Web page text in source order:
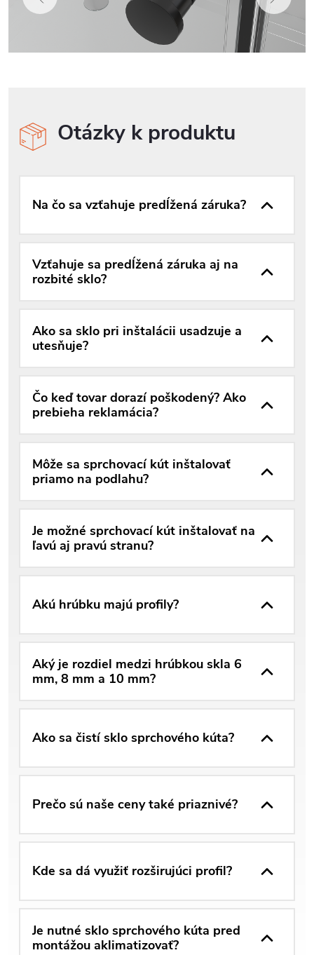
Otázky k produktu
Na čo sa vzťahuje predĺžená záruka?
Vzťahuje sa predĺžená záruka aj na
rozbité sklo?
Ako sa sklo pri inštalácii usadzuje a
utesňuje?
Čo keď tovar dorazí poškodený? Ako
prebieha reklamácia?
Môže sa sprchovací kút inštalovať
priamo na podlahu?
Je možné sprchovací kút inštalovať na
ľavú aj pravú stranu?
Akú hrúbku majú profily?
Aký je rozdiel medzi hrúbkou skla 6
mm, 8 mm a 10 mm?
Ako sa čistí sklo sprchového kúta?
Prečo sú naše ceny také priaznivé?
Kde sa dá využiť rozširujúci profil?
Je nutné sklo sprchového kúta pred
montážou aklimatizovať?